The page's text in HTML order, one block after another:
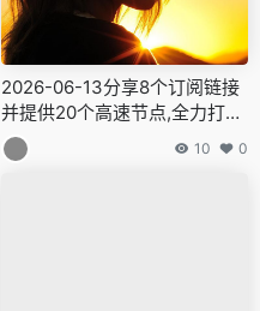
2026-06-13分享8个订阅链接
并提供20个高速节点,全力打造
免费的网络穿越门户,v2ray,cla
sh机场,科学上网翻墙白嫖节点,
10 0